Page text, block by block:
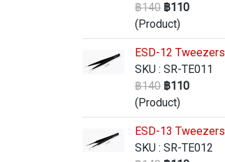
฿140 ฿110
(Product)
ESD-12 Tweezers
SKU : SR-TE011
฿140 ฿110
(Product)
ESD-13 Tweezers
SKU : SR-TE012